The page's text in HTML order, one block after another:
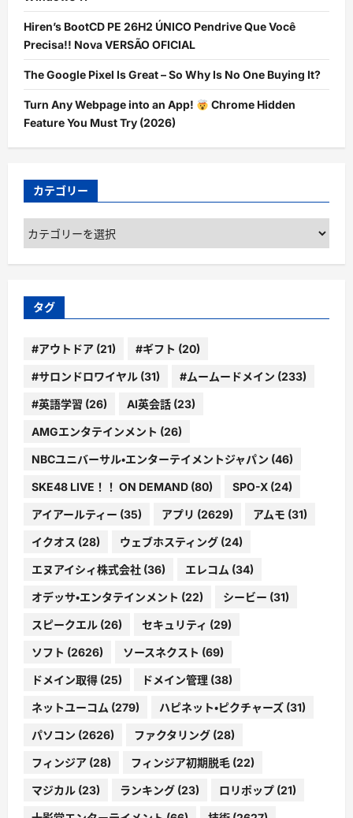
Hiren’s BootCD PE 26H2 ÚNICO Pendrive Que Você
Precisa!! Nova VERSÃO OFICIAL
The Google Pixel Is Great – So Why Is No One Buying It?
Turn Any Webpage into an App!
Chrome Hidden
Feature You Must Try (2026)
カテゴリー
カ
テ
ゴ
ー
タグ
#アウトドア (21) #ギフト (20)
#サロンドロワイヤル (31) #ムームードメイン (233)
#英語学習 (26) AI英会話 (23)
AMGエンタテインメント (26)
NBCユニバーサル・エンターテイメントジャパン (46)
SKE48 LIVE！！ ON DEMAND (80) SPO-X (24)
アイアールティー (35) アプリ (2629) アムモ (31)
イクオス (28) ウェブホスティング (24)
エヌアイシィ株式会社 (36) エレコム (34)
オデッサ・エンタテインメント (22) シービー (31)
スピークエル (26) セキュリティ (29)
ソフト (2626) ソースネクスト (69)
ドメイン取得 (25) ドメイン管理 (38)
ネットユーコム (279) ハピネット・ピクチャーズ (31)
パソコン (2626) ファクタリング (28)
フィンジア (28) フィンジア初期脱毛 (22)
マジカル (23) ランキング (23) ロリポップ (21)